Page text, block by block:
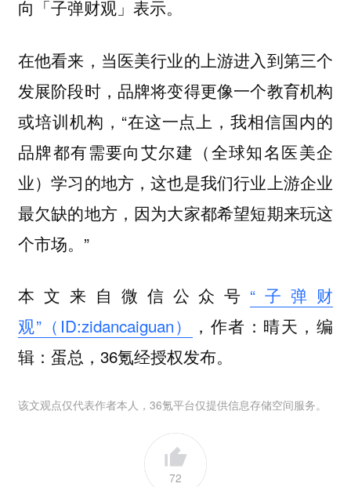
向「子弹财观」表示。
在他看来，当医美行业的上游进入到第三个
发展阶段时，品牌将变得更像一个教育机构
或培训机构，“在这一点上，我相信国内的
品牌都有需要向艾尔建（全球知名医美企
业）学习的地方，这也是我们行业上游企业
最欠缺的地方，因为大家都希望短期来玩这
个市场。”
本文来自微信公众号 “子弹财
观”（ID:zidancaiguan）
，作者：晴天，编
辑：蛋总，36氪经授权发布。
该文观点仅代表作者本人，36氪平台仅提供信息存储空间服务。
72